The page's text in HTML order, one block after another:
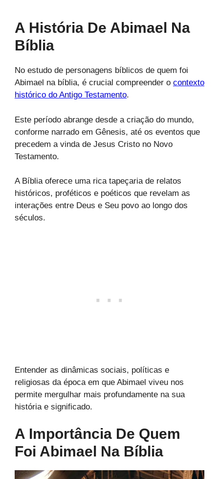
A História De Abimael Na
Bíblia
No estudo de personagens bíblicos de quem foi
Abimael na bíblia, é crucial compreender o contexto
histórico do Antigo Testamento.
Este período abrange desde a criação do mundo,
conforme narrado em Gênesis, até os eventos que
precedem a vinda de Jesus Cristo no Novo
Testamento.
A Bíblia oferece uma rica tapeçaria de relatos
históricos, proféticos e poéticos que revelam as
interações entre Deus e Seu povo ao longo dos
séculos.
Entender as dinâmicas sociais, políticas e
religiosas da época em que Abimael viveu nos
permite mergulhar mais profundamente na sua
história e significado.
A Importância De Quem
Foi Abimael Na Bíblia